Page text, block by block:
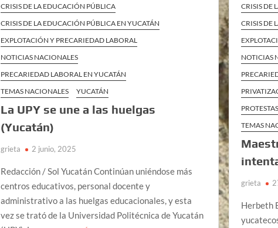
CRISIS DE LA EDUCACIÓN PÚBLICA
CRISIS DE LA EDUCACIÓN PÚBLICA EN YUCATÁN
EXPLOTACIÓN Y PRECARIEDAD LABORAL
NOTICIAS NACIONALES
PRECARIEDAD LABORAL EN YUCATÁN
TEMAS NACIONALES
YUCATÁN
La UPY se une a las huelgas
(Yucatán)
grieta 2 junio, 2025
Redacción / Sol Yucatán Continúan uniéndose más
centros educativos, personal docente y
administrativo a las huelgas educacionales, y esta
vez se trató de la Universidad Politécnica de Yucatán
CRISIS DE
CRISIS DE
NOTICIAS
TEMAS
grieta
Herbeth